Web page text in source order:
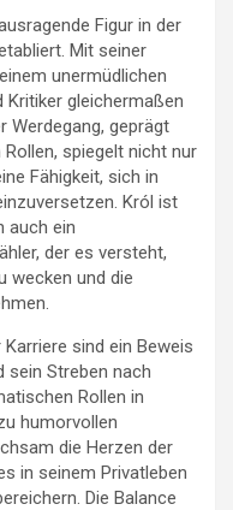
Figur in der
Mit seiner
unermüdlichen
Kritiker gleichermaßen
Werdegang, geprägt
spiegelt nicht nur
Fähigkeit, sich in
Król ist
auch ein
der es versteht,
wecken und die
sind ein Beweis
sein Streben nach
Rollen in
humorvollen
die Herzen der
in seinem Privatleben
Die Balance